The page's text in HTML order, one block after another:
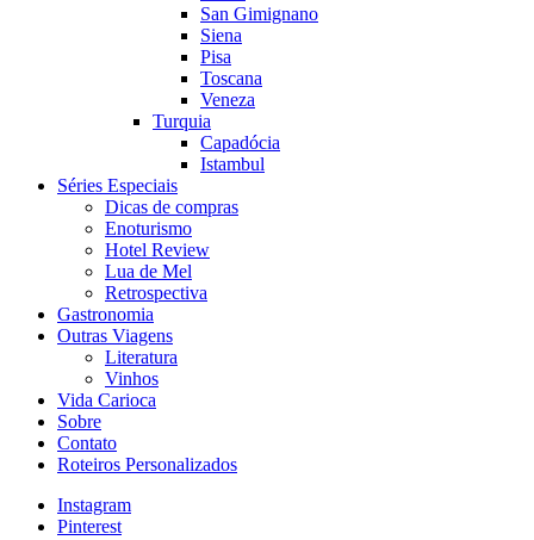
San Gimignano
Siena
Pisa
Toscana
Veneza
Turquia
Capadócia
Istambul
Séries Especiais
Dicas de compras
Enoturismo
Hotel Review
Lua de Mel
Retrospectiva
Gastronomia
Outras Viagens
Literatura
Vinhos
Vida Carioca
Sobre
Contato
Roteiros Personalizados
Instagram
Pinterest